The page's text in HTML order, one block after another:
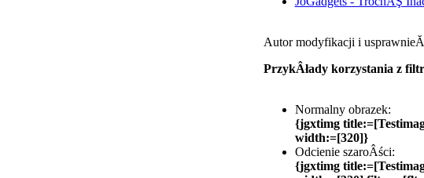
Autor modyfikacji i
PrzykÂłady korzystania z
Normalny obrazek:
{jgxtimg
width:=[320]}
Odcienie szaroÂści:
{jgxtimg